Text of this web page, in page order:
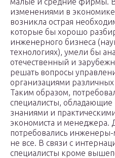
изменениями в
возникла острая
которые бы хорошо
инженерного бизнеса
технологиях), умели бы
отечественный и
решать вопросы
организациями
Таким образом,
специалисты, обладающие
знаниями и
экономиста и менеджера.
потребовались
не все. В связи с
специалисты кроме